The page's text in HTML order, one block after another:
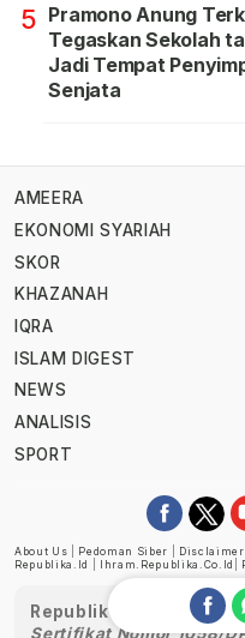
5 Pramono Anung
Tegaskan Sekolah
Jadi Tempat
Senjata
AMEERA
EKONOMI SYARIAH
SKOR
KHAZANAH
IQRA
ISLAM DIGEST
NEWS
ANALISIS
SPORT
About Us Pedoman Siber
Disclaimer
Republika.id
Ihram.republika.co.id
Republika telah
Sertifikat Nomor 1058/